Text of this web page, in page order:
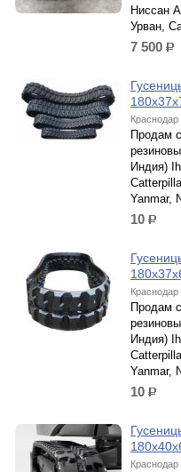
Ниссан
Урван,
7 500 р.
Краснодар
Продам
Индия)
Yanmar,
10 р.
Краснодар
Продам
Индия)
Yanmar,
10 р.
Краснодар